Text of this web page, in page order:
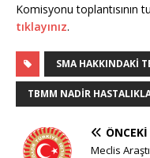
Komisyonu toplantısının
tıklayınız.
SMA HAKKINDAKI
TBMM NADIR
ÖNCEKI
Meclis